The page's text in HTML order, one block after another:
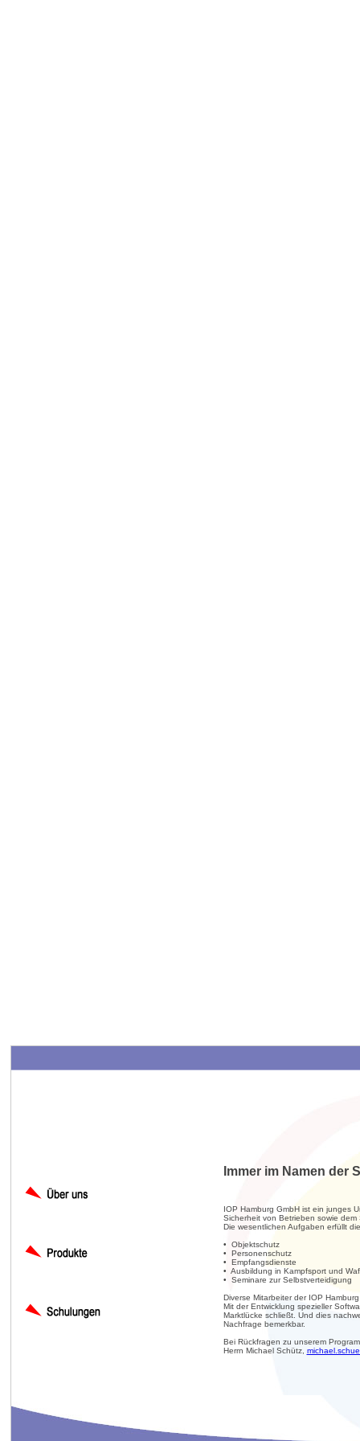
Immer im Namen der
IOP Hamburg GmbH ist ein junges
Sicherheit von Betrieben sowie
Die wesentlichen Aufgaben erfüllt
• Objektschutz
• Personenschutz
• Empfangsdienste
• Ausbildung in Kampfsport und
• Seminare zur Selbstverteidigung
Diverse Mitarbeiter der IOP
Mit der Entwicklung spezieller
Marktlücke schließt. Und dies
Nachfrage bemerkbar.
Bei Rückfragen zu unserem
Herrn Michael Schütz,